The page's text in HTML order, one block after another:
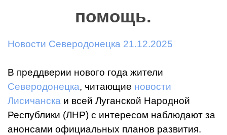
помощь.
Новости Северодонецка 21.12.2025
В преддверии нового года жители
Северодонецка, читающие новости
Лисичанска и всей Луганской Народной
Республики (ЛНР) с интересом наблюдают за
анонсами официальных планов развития.